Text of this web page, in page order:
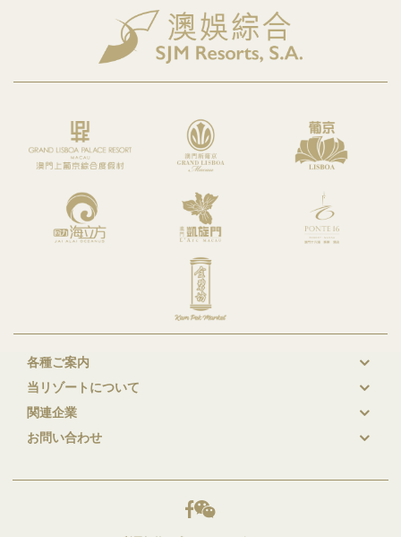
New
Footer
各種ご案内
当リゾートについて
関連企業
お問い合わせ